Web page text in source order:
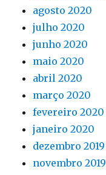
agosto 2020
julho 2020
junho 2020
maio 2020
abril 2020
março 2020
fevereiro 2020
janeiro 2020
dezembro 2019
novembro 2019